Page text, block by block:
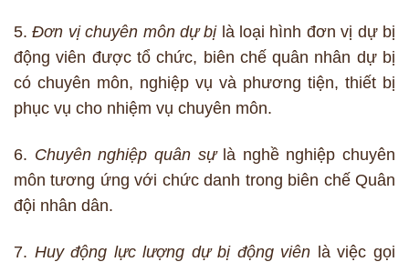
5.Đơn vị chuyên môn dự bịlà loại hình đơn vị dự bị
động viên được tổ chức, biên chế quân nhân dự bị
có chuyên môn, nghiệp vụ và phương tiện, thiết bị
phục vụ cho nhiệm vụ chuyên môn.
6. Chuyên nghiệp quân sựlà nghề nghiệp chuyên
môn tương ứng với chức danh trong biên chế Quân
đội nhân dân.
7. Huy động lực lượng dự bị động viên là việc gọi